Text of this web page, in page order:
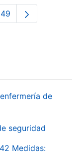
intermedias Use
Página
49
de
seguridad
Medidas: